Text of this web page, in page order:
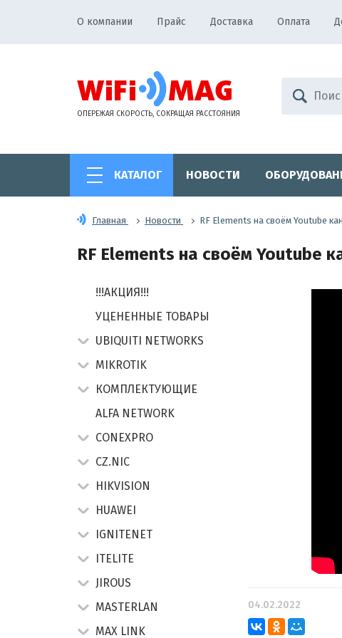
О компании Прайс Доставка Оплата
ОПЕРЕЖАЯ СКОРОСТЬ, СОКРАЩАЯ РАССТОЯНИЯ
КАТАЛОГ НОВОСТИ
Главная Новости RF Elements на своём Youtube
RF Elements на своём Youtube
04.02.2022
!!!АКЦИЯ!!!
УЦЕНЕННЫЕ ТОВАРЫ
UBIQUITI NETWORKS
MIKROTIK
КОМПЛЕКТУЮЩИЕ
ALFA NETWORK
CONEXPRO
CZ.NIC
HIKVISION
HUAWEI
IGNITENET
ITELITE
JIROUS
MASTERLAN
MAX LINK